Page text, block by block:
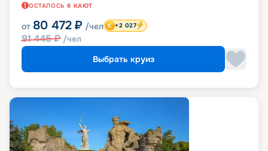
ОСТАЛОСЬ 6 КАЮТ
от 80 472 ₽ /чел
91 445₽ /чел
+2 027
Выбрать круиз